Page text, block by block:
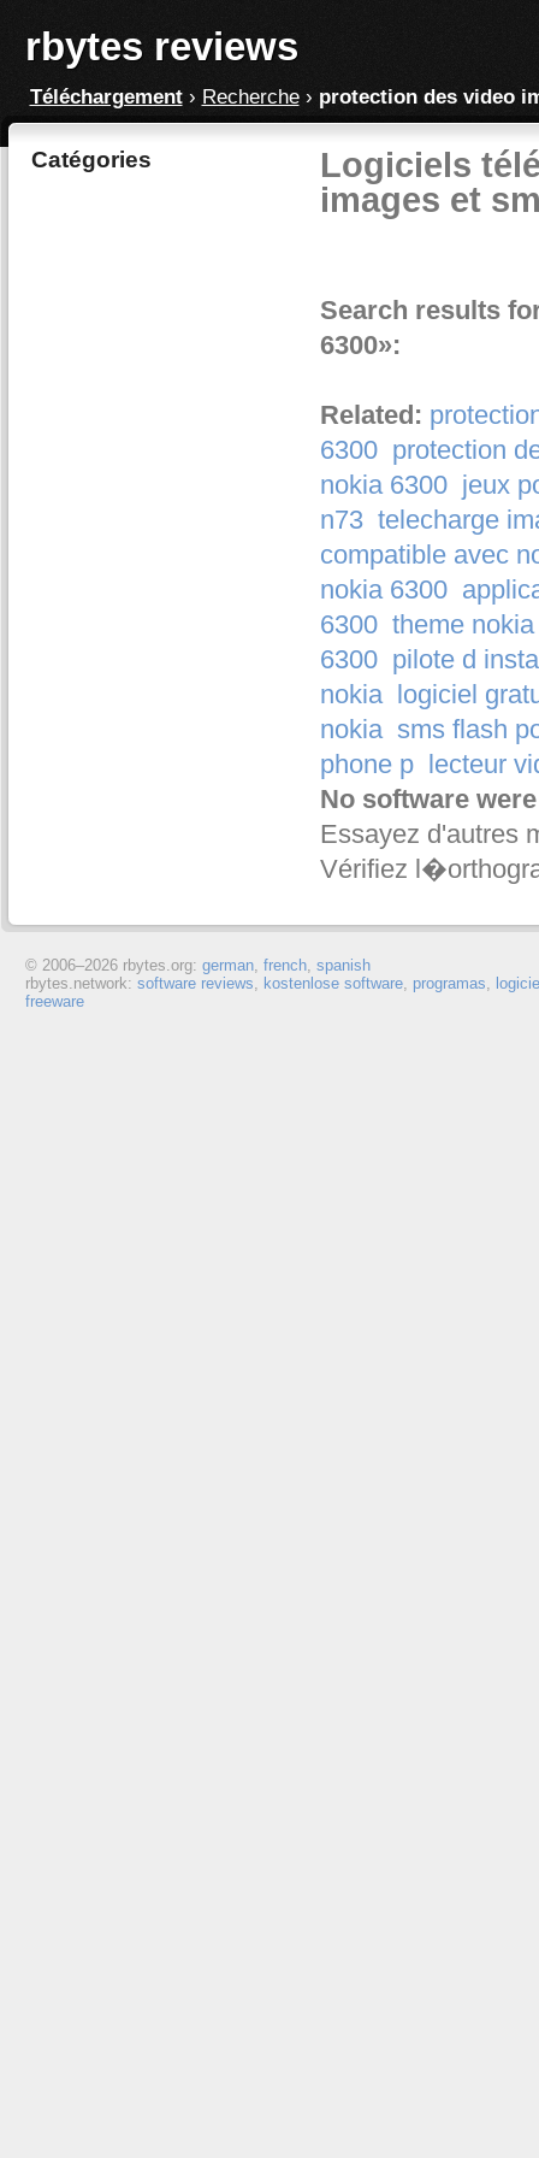
rbytes reviews
Téléchargement› Recherche› protection des video
Catégories
Logiciels
images et
Search results
6300»:
Related:
6300 protection
nokia 6300 jeux
n73 telecharge
compatible avec
nokia 6300
6300 theme
6300 pilote d
nokia logiciel
nokia sms flash
phone p lecteur
No software
Essayez d'autres
Vérifiez
© 2006–2026 rbytes.org: german, french, spanish
rbytes.network: software reviews, kostenlose software, programas,
freeware